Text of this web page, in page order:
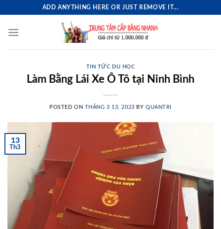
content
ADD ANYTHING HERE OR JUST REMOVE IT...
TIN TỨC DU HỌC
Làm Bằng Lái Xe Ô Tô tại Ninh Bình
POSTED ON THÁNG 3 13, 2023 BY QUANTRI
13
Th3